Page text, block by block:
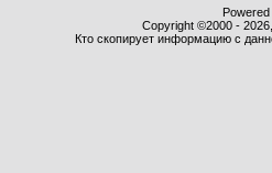
Администрация форума
переносить или закрывать
Copyright ©2000 -
Кто скопирует информацию с